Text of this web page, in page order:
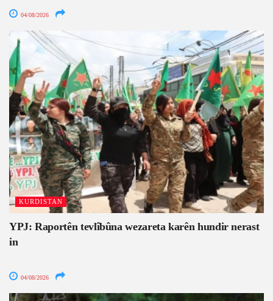
04/08/2026
KURDISTAN
YPJ: Raportên tevlîbûna wezareta karên hundir nerast
in
04/08/2026